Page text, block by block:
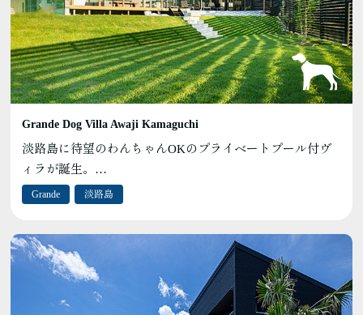
Grande Dog Villa Awaji Kamaguchi
淡路島に待望のわんちゃんOKのプライベートプール付ヴ
ィラが誕生。…
Grande 淡路島